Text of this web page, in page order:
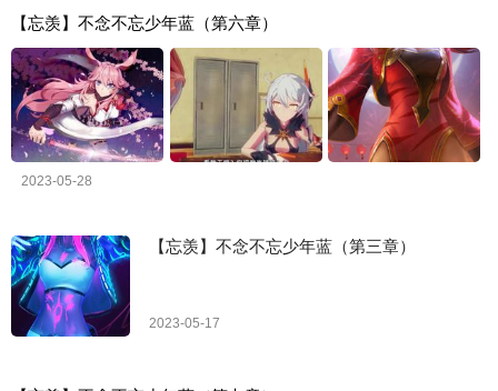
【忘羡】不念不忘少年蓝（第六章）
2023-05-28
【忘羡】不念不忘少年蓝（第三章）
2023-05-17